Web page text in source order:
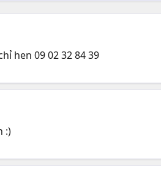
hen 09 02 32 84 39
:)